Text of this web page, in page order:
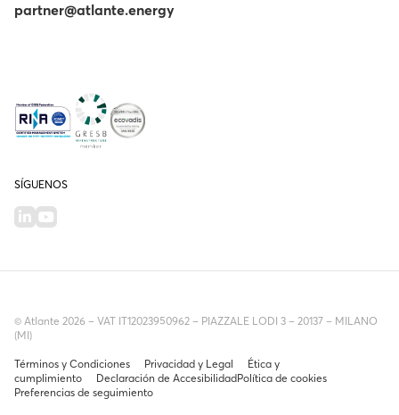
partner@atlante.energy
SÍGUENOS
© Atlante 2026 – VAT IT12023950962 – PIAZZALE LODI 3 – 20137 – MILANO
(MI)
Términos y Condiciones Privacidad y Legal
Ética y
cumplimiento
Declaración de AccesibilidadPolítica de cookies
Preferencias de seguimiento